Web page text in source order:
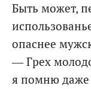
Быть может,
опаснее
— Грех
я помню даже